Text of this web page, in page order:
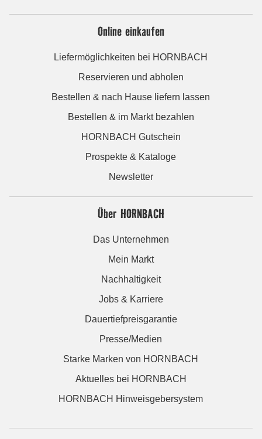
Online einkaufen
Liefermöglichkeiten bei HORNBACH
Reservieren und abholen
Bestellen & nach Hause liefern lassen
Bestellen & im Markt bezahlen
HORNBACH Gutschein
Prospekte & Kataloge
Newsletter
Über HORNBACH
Das Unternehmen
Mein Markt
Nachhaltigkeit
Jobs & Karriere
Dauertiefpreisgarantie
Presse/Medien
Starke Marken von HORNBACH
Aktuelles bei HORNBACH
HORNBACH Hinweisgebersystem